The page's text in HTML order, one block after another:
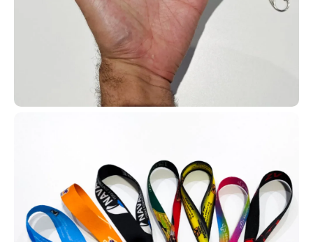
membresia e utilizar os cartões em diferentes atividades, como
missões de evangelização em hospitais, abrigos, projetos sociais
e até missões internacionais.
Cartão em PVC personalizado
também são usados como cartões de desconto e programas
internos de benefícios.
Os cartões em PVC personalizados da AlternativaCard podem ser
fabricados com tecnologias RFID ou NFC (125 MHz ou 13,56 kHz),
além de opções com QR Codes, códigos de barras, tarjas